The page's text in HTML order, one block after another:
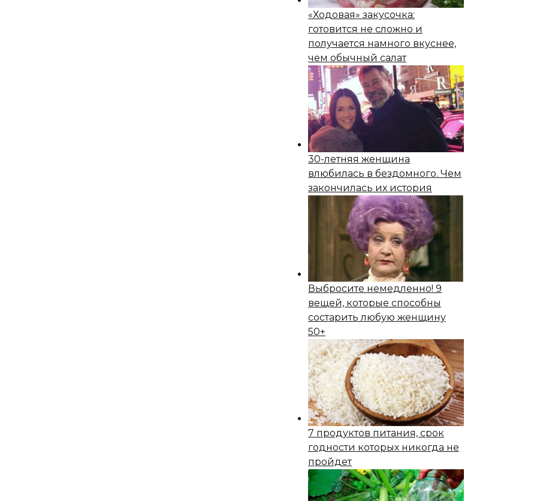
«Ходовая» закусочка:
готовится не сложно и
получается намного вкуснее,
чем обычный салат
30-летняя женщина
влюбилась в бездомного. Чем
закончилась их история
Выбросите немедленно! 9
вещей, которые способны
состapить любую женщину
50+
7 продуктов питания, срок
годности которых никогда не
пройдет